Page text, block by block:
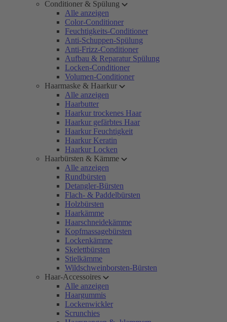
Conditioner & Spülung
Alle anzeigen
Color-Conditioner
Feuchtigkeits-Conditioner
Anti-Schuppen-Spülung
Anti-Frizz-Conditioner
Aufbau & Reparatur Spülung
Locken-Conditioner
Volumen-Conditioner
Haarmaske & Haarkur
Alle anzeigen
Haarbutter
Haarkur trockenes Haar
Haarkur gefärbtes Haar
Haarkur Feuchtigkeit
Haarkur Keratin
Haarkur Locken
Haarbürsten & Kämme
Alle anzeigen
Rundbürsten
Detangler-Bürsten
Flach- & Paddelbürsten
Holzbürsten
Haarkämme
Haarschneidekämme
Kopfmassagebürsten
Lockenkämme
Skelettbürsten
Stielkämme
Wildschweinborsten-Bürsten
Haar-Accessoires
Alle anzeigen
Haargummis
Lockenwickler
Scrunchies